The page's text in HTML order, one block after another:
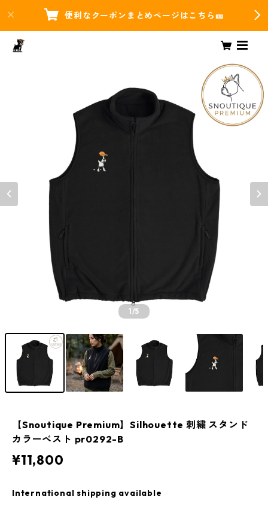
便利なクーポンまとめページはこちら🎫
1/5
【Snoutique Premium】Silhouette 刺繍 スタンド
カラーベスト pr0292-B
¥11,800
International shipping available